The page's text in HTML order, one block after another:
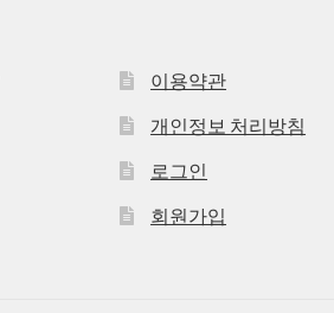
이용약관
개인정보 처리방침
로그인
회원가입